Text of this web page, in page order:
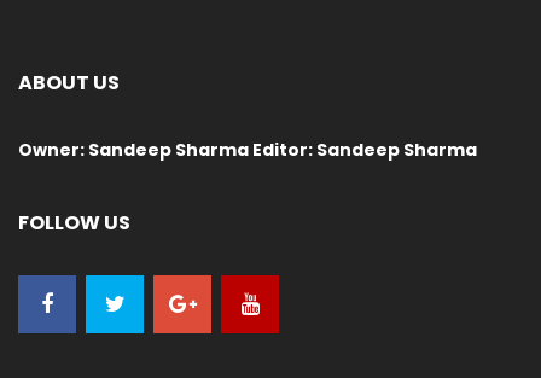
ABOUT US
Owner: Sandeep Sharma Editor: Sandeep Sharma
FOLLOW US